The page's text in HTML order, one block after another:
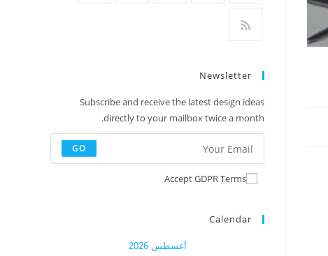
Newsletter
Subscribe and receive the latest design ideas
directly to your mailbox twice a month.
GO
Accept GDPR Terms
Calendar
أغسطس 2026